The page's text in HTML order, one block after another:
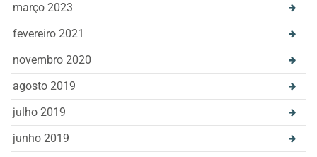
março 2023
fevereiro 2021
novembro 2020
agosto 2019
julho 2019
junho 2019